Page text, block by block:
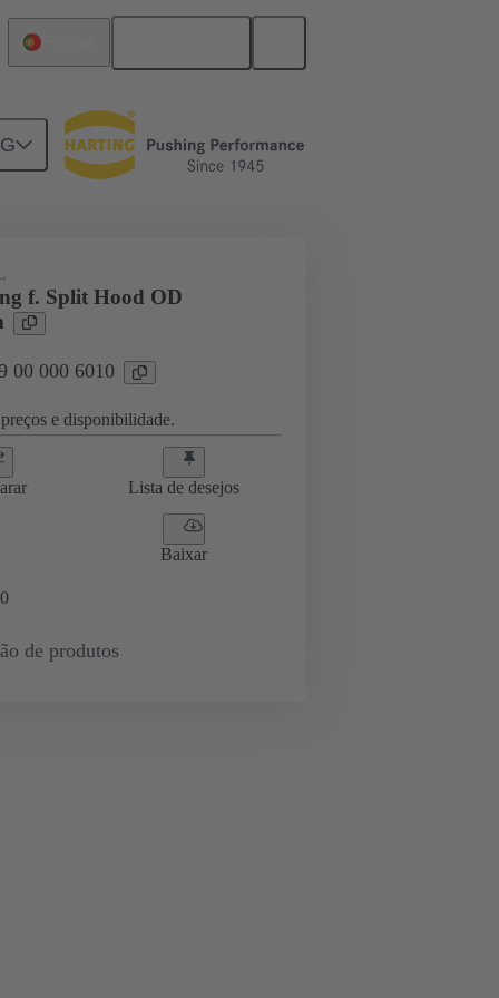
09 00 000 6010
f. Split Hood OD
00 000 6010
e disponibilidade.
Lista de desejos
Baixar
0
de produtos